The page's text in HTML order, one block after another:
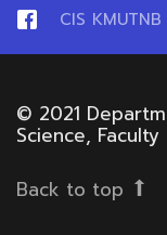
CIS KMUTNB
© 2021
Science,
Back to top